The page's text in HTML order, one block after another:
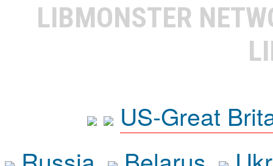
LIBMONSTER
US-Great